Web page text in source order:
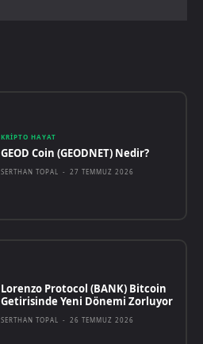
KRIPTO HAYAT
GEOD Coin (GEODNET) Nedir?
SERTHAN TOPAL - 27 TEMMUZ 2026
Lorenzo Protocol (BANK) Bitcoin
Getirisinde Yeni Dönemi Zorluyor
SERTHAN TOPAL - 26 TEMMUZ 2026